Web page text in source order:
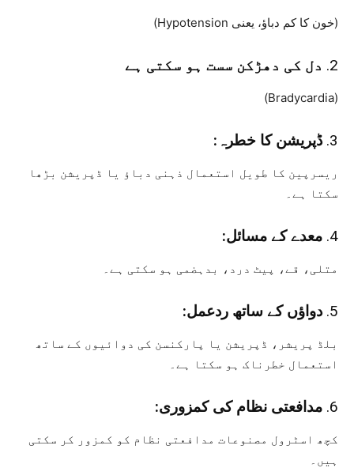
(خون کا کم دباؤ، یعنی Hypotension)
2. دل کی دھڑکن سست ہو سکتی ہے
(Bradycardia)
3. ڈپریشن کا خطرہ:
ریسرپین کا طویل استعمال ذہنی دباؤ یا ڈپریشن بڑھا
سکتا ہے۔
4. معدے کے مسائل:
متلی، قے، پیٹ درد، بدہضمی ہو سکتی ہے۔
5. دواؤں کے ساتھ ردعمل:
بلڈ پریشر، ڈپریشن یا پارکنسن کی دوائیوں کے ساتھ
استعمال خطرناک ہو سکتا ہے۔
6. مدافعتی نظام کی کمزوری:
کچھ اسٹرول مصنوعات مدافعتی نظام کو کمزور کر سکتی
ہیں۔